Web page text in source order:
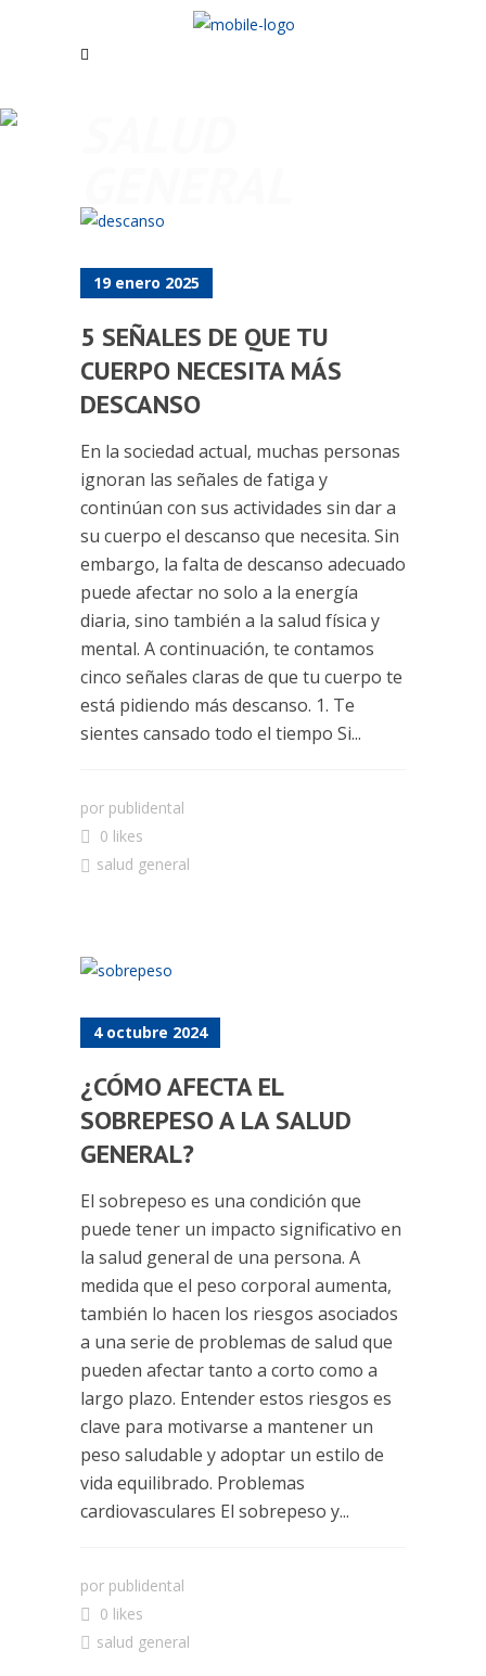
19 enero 2025
5 SEÑALES DE QUE TU
CUERPO NECESITA MÁS
DESCANSO
En la sociedad actual, muchas personas
ignoran las señales de fatiga y
continúan con sus actividades sin dar a
su cuerpo el descanso que necesita. Sin
embargo, la falta de descanso adecuado
puede afectar no solo a la energía
diaria, sino también a la salud física y
mental. A continuación, te contamos
cinco señales claras de que tu cuerpo te
está pidiendo más descanso. 1. Te
sientes cansado todo el tiempo Si...
por publidental
0 likes
salud general
4 octubre 2024
¿CÓMO AFECTA EL
SOBREPESO A LA SALUD
GENERAL?
El sobrepeso es una condición que
puede tener un impacto significativo en
la salud general de una persona. A
medida que el peso corporal aumenta,
también lo hacen los riesgos asociados
a una serie de problemas de salud que
pueden afectar tanto a corto como a
largo plazo. Entender estos riesgos es
clave para motivarse a mantener un
peso saludable y adoptar un estilo de
vida equilibrado. Problemas
cardiovasculares El sobrepeso y...
por publidental
0 likes
salud general